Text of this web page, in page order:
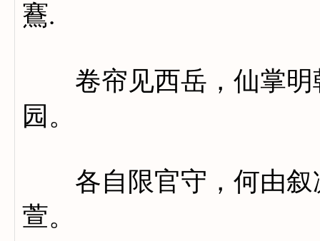
鶱.
卷帘见西岳，仙掌明
园。
各自限官守，何由叙
萱。